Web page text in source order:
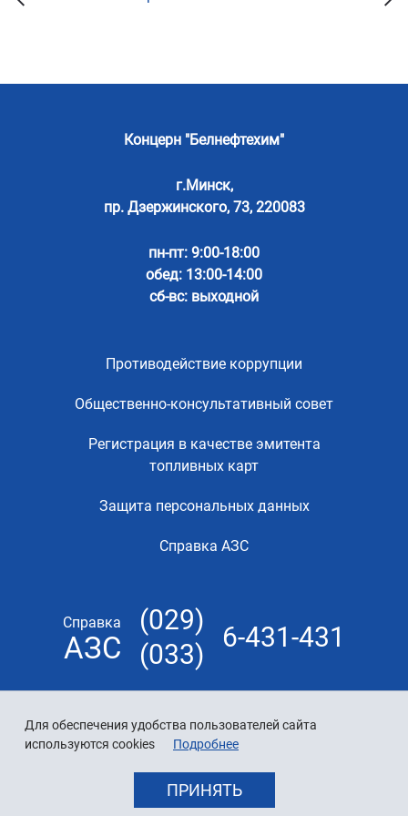
Для обеспечения удобства пользователей сайта
используются cookies
Подробнее
ПРИНЯТЬ
Концерн "Белнефтехим"
г.Минск,
пр. Дзержинского, 73, 220083
пн-пт: 9:00-18:00
обед: 13:00-14:00
сб-вс: выходной
Противодействие коррупции
Общественно-консультативный совет
Регистрация в качестве эмитента
топливных карт
Защита персональных данных
Справка АЗС
Справка
АЗС
(029)
(033)
6-431-431